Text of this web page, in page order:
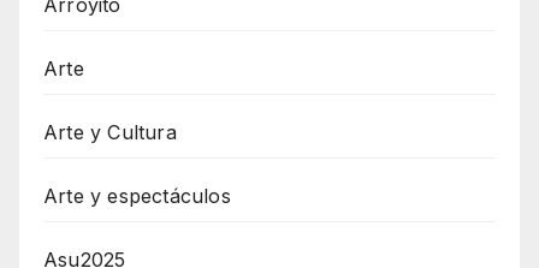
Arroyito
Arte
Arte y Cultura
Arte y espectáculos
Asu2025